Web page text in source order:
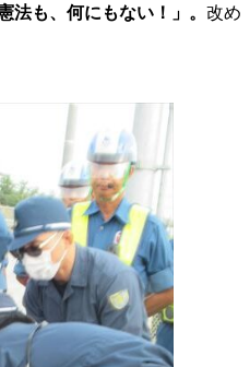
法も、何にもない！」。 改め